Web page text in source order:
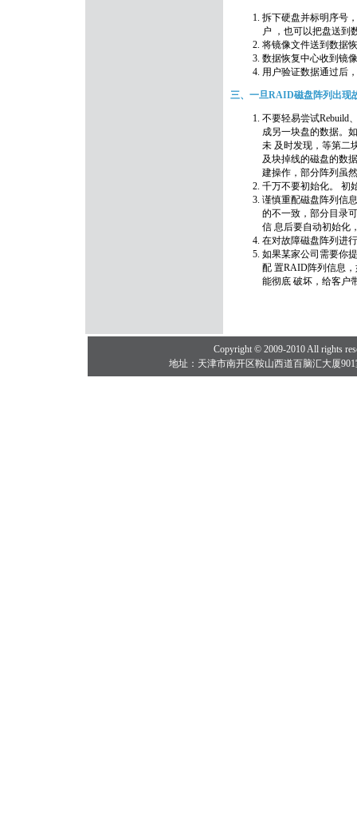
拆下硬盘并标明序号
户 ，也可以把盘送到
将镜像文件送到数据
数据恢复中心收到镜
用户验证数据通过后
三、一旦RAID磁盘阵列出现
不要轻易尝试Rebuild
成另一块盘的数据。
未 及时发现，等第二
及块掉线的磁盘的数
建操作，部分阵列虽
千万不要初始化。 初
谨慎重配磁盘阵列信
的不一致，部分目录
信 息后要自动初始化
在对故障磁盘阵列进
如果某家公司需要你
配 置RAID阵列信息
能彻底 破坏，给客户
Copyright © 2009-2010 All rights
地址：天津市南开区鞍山西道百脑汇大厦901